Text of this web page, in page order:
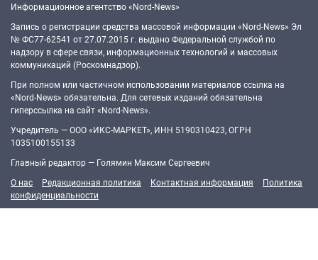
Информационное агентство «Nord-News»
Запись о регистрации средства массовой информации «Nord-News» Эл
№ ФС77-62541 от 27.07.2015 г. выдано Федеральной службой по
надзору в сфере связи, информационных технологий и массовых
коммуникаций (Роскомнадзор).
При полном или частичном использовании материалов ссылка на
«Nord-News» обязательна. Для сетевых изданий обязательна
гиперссылка на сайт «Nord-News».
Учредитель — ООО «ИКС-МАРКЕТ», ИНН 5190310423, ОГРН
1035100155133
Главный редактор — Голямин Максим Сергеевич
О нас
Редакционная политика Контактная информация
Политика
конфиденциальности